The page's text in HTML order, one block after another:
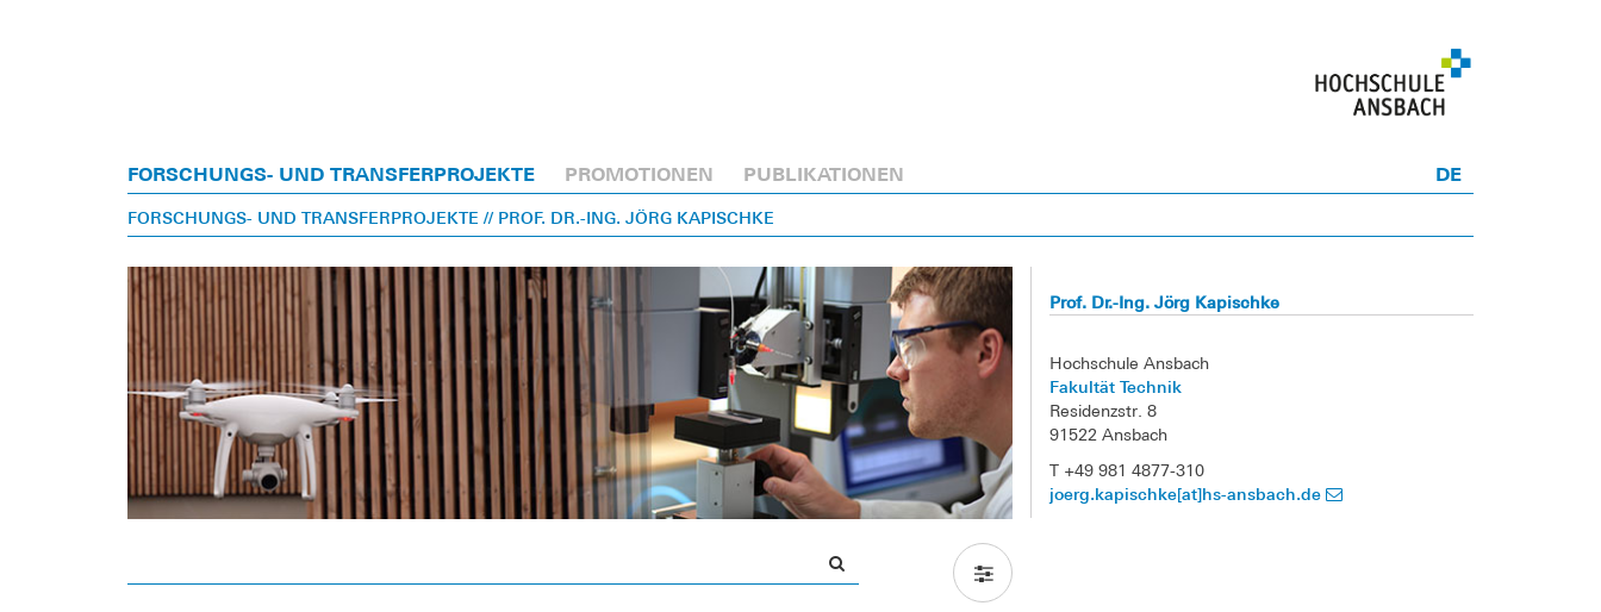
FORSCHUNGS- UND TRANSFERPROJEKTE PROMOTIONEN PUBLIKATIONEN DE
FORSCHUNGS- UND TRANSFERPROJEKTE // PROF. DR.-ING. JÖRG KAPISCHKE
Prof. Dr.-Ing. Jörg Kapischke
Hochschule Ansbach
Fakultät Technik
Residenzstr. 8
91522 Ansbach
T +49 981 4877-310
joerg.kapischke[at]hs-ansbach.de